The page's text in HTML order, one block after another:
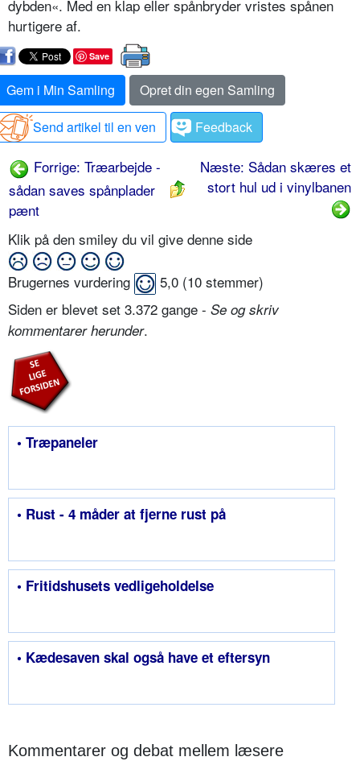
dybden«. Med en klap eller spånbryder vristes spånen
hurtigere af.
Save
Gem i Min Samling
Opret din egen Samling
Send artikel til en ven
Feedback
Forrige: Træarbejde -
sådan saves spånplader
pænt
Næste: Sådan skæres et
stort hul ud i vinylbanen
Klik på den smiley du vil give denne side
Brugernes vurdering 5,0 (10 stemmer)
Siden er blevet set 3.372 gange - Se og skriv
kommentarer herunder.
• Træpaneler
• Rust - 4 måder at fjerne rust på
• Fritidshusets vedligeholdelse
• Kædesaven skal også have et eftersyn
Kommentarer og debat mellem læsere